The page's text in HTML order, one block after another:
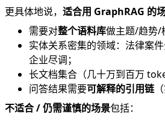
更具体地说， 适合用 GraphRAG 的
需要对整个语料库做主题/趋势/
实体关系密集的领域：法律案件
企业尽调；
长文档集合（几十万到百万
问答结果需要可解释的引用链
不适合 / 仍需谨慎的场景包括：